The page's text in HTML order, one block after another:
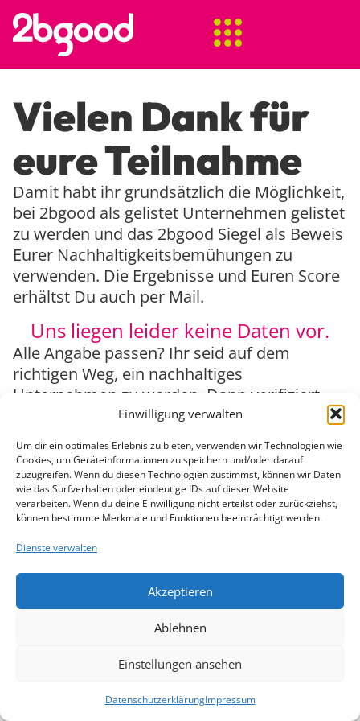
Einwilligung verwalten
Um dir ein optimales Erlebnis zu bieten, verwenden wir Technologien wie
Cookies, um Geräteinformationen zu speichern und/oder darauf
zuzugreifen. Wenn du diesen Technologien zustimmst, können wir Daten
wie das Surfverhalten oder eindeutige IDs auf dieser Website
verarbeiten. Wenn du deine Einwilligung nicht erteilst oder zurückziehst,
können bestimmte Merkmale und Funktionen beeinträchtigt werden.
Dienste verwalten
Akzeptieren
Ablehnen
Einstellungen ansehen
DatenschutzerklärungImpressum
Vielen Dank für
eure Teilnahme
Damit habt ihr grundsätzlich die Möglichkeit,
bei 2bgood als gelistet Unternehmen gelistet
zu werden und das 2bgood Siegel als Beweis
Eurer Nachhaltigkeitsbemühungen zu
verwenden. Die Ergebnisse und Euren Score
erhältst Du auch per Mail.
Uns liegen leider keine Daten vor.
Alle Angabe passen? Ihr seid auf dem
richtigen Weg, ein nachhaltiges
Unternehmen zu werden. Dann verifiziert
hier Euren Angaben und werdet Teil unserer
Community.
Eure Verifizierung ist vollkommen kostenfrei
für und sorgt dafür, dass Ihr in nachprüfbar
guter Gesellschaft seid.
Jetzt speichern